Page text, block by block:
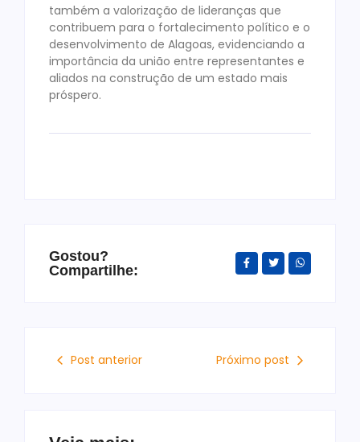
também a valorização de lideranças que
contribuem para o fortalecimento político e o
desenvolvimento de Alagoas, evidenciando a
importância da união entre representantes e
aliados na construção de um estado mais
próspero.
Gostou?
Compartilhe:
Post anterior Próximo post